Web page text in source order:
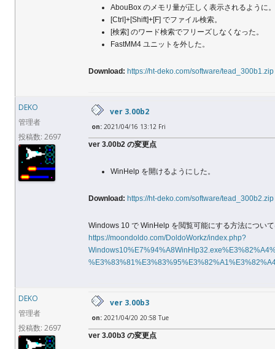
AbouBox のメモリ量が正しく表示されるように。
[Ctrl]+[Shift]+[F] でファイル検索。
[検索] のワード検索でフリーズしなくなった。
FastMM4 ユニットを外した。
Download: https://ht-deko.com/software/tead_300b1.zip
DEKO
管理者
投稿数: 2697
ver 3.00b2
on: 2021/04/16 13:12 Fri
ver 3.00b2 の変更点
WinHelp を開けるようにした。
Download: https://ht-deko.com/software/tead_300b2.zip
Windows 10 で WinHelp を閲覧可能にする方法につい
https://moondoldo.com/DoldoWorkz/index.php?
DEKO
管理者
投稿数: 2697
ver 3.00b3
on: 2021/04/20 20:58 Tue
ver 3.00b3 の変更点